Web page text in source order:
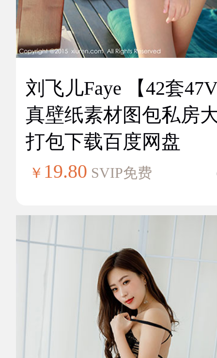
刘飞儿Faye 【42套
真壁纸素材图包私房
打包下载百度网盘
￥ 19.80 SVIP免费